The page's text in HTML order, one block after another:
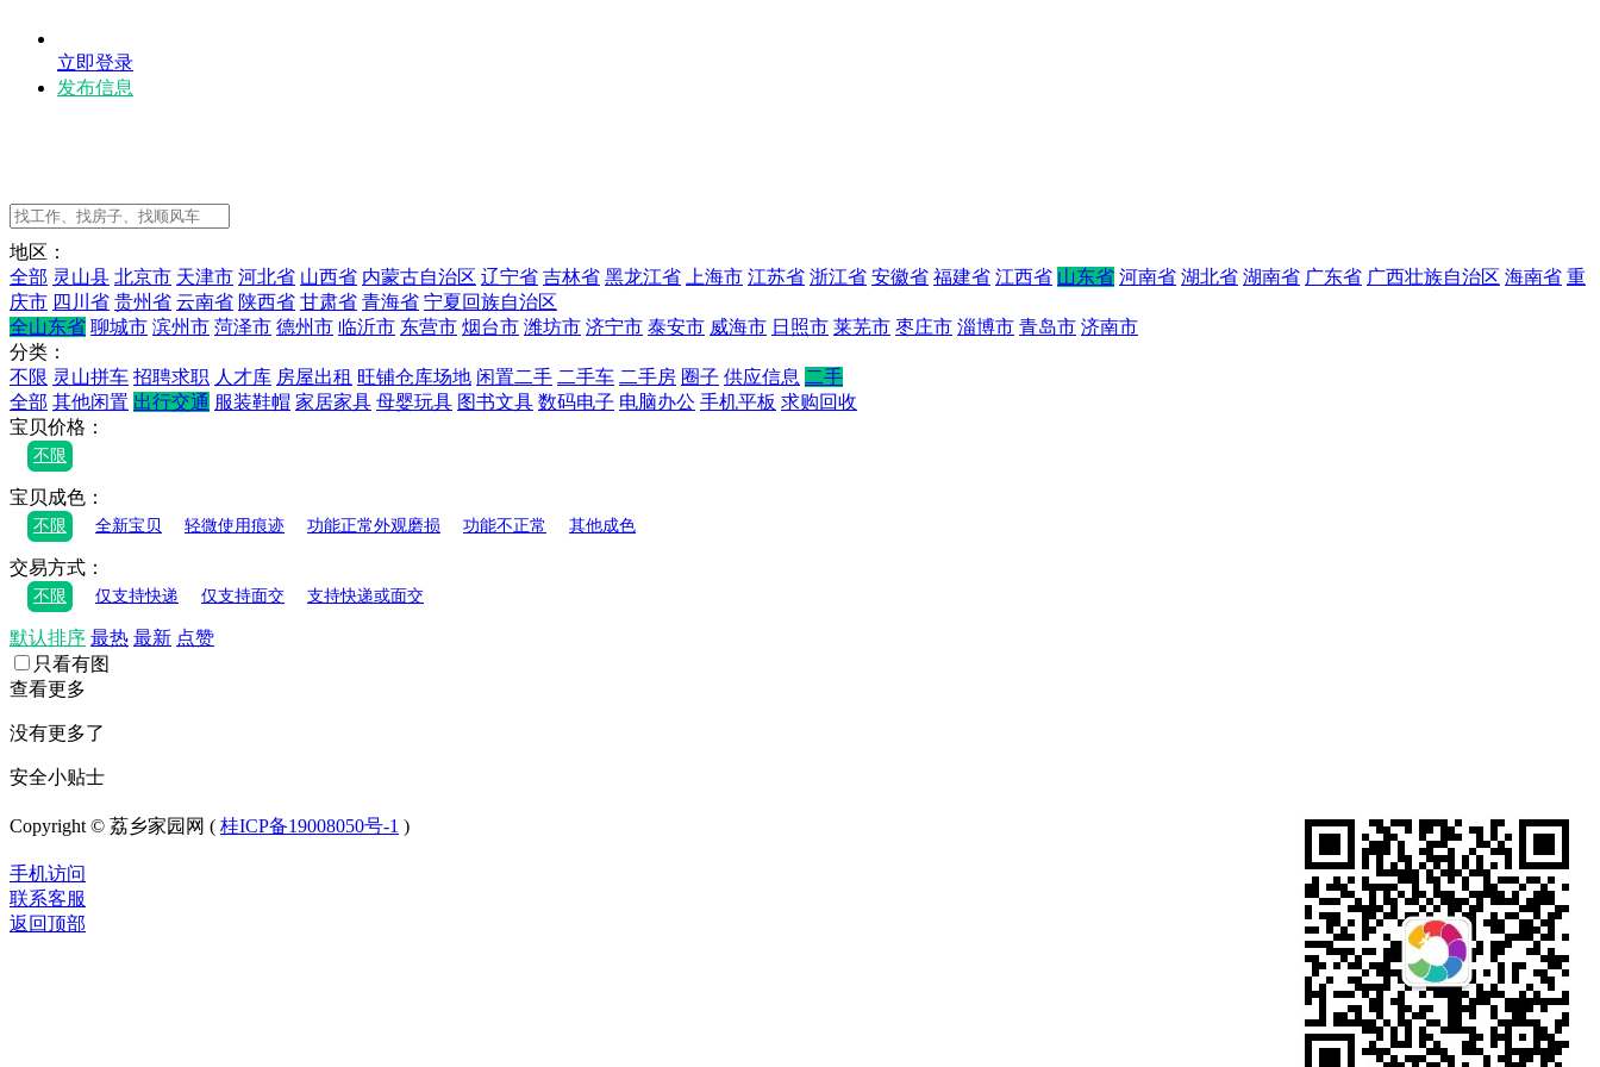
立即登录
发布信息
地区：
全部 灵山县 北京市 天津市 河北省 山西省 内蒙古自治区 辽宁省 吉林省 黑龙江省 上海市 江苏省 浙江省 安徽省 福建省 江西省 山东省 河南省 湖北省 湖南省 广东省 广西壮族自治区 海南省 重
庆市 四川省 贵州省 云南省 陕西省 甘肃省 青海省 宁夏回族自治区
全山东省 聊城市 滨州市 菏泽市 德州市 临沂市 东营市 烟台市 潍坊市 济宁市 泰安市 威海市 日照市 莱芜市 枣庄市 淄博市 青岛市 济南市
分类：
不限 灵山拼车 招聘求职 人才库 房屋出租 旺铺仓库场地 闲置二手 二手车 二手房 圈子 供应信息 二手
全部 其他闲置 出行交通 服装鞋帽 家居家具 母婴玩具 图书文具 数码电子 电脑办公 手机平板 求购回收
宝贝价格：
不限
宝贝成色：
不限 全新宝贝 轻微使用痕迹 功能正常外观磨损 功能不正常 其他成色
交易方式：
不限 仅支持快递 仅支持面交 支持快递或面交
默认排序 最热 最新 点赞
只看有图
查看更多
没有更多了
安全小贴士
Copyright © 荔乡家园网 ( 桂ICP备19008050号-1 )
手机访问
联系客服
返回顶部